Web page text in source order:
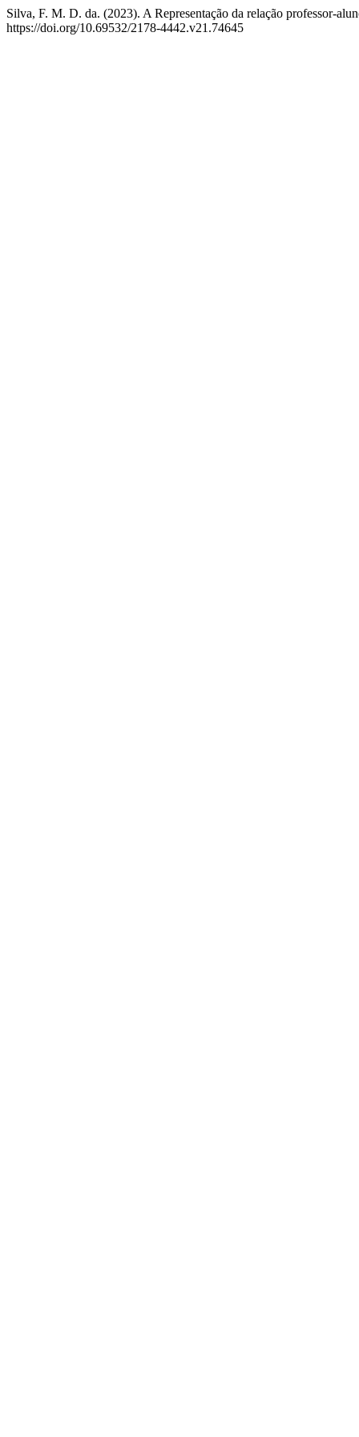
Silva, F. M. D. da. (2023). A Representação da relação professor-
https://doi.org/10.69532/2178-4442.v21.74645